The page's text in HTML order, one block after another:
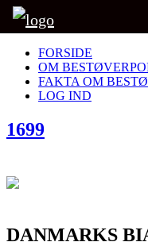
FORSIDE
OM
FAKTA OM
LOG IND
1699
DANMARKS